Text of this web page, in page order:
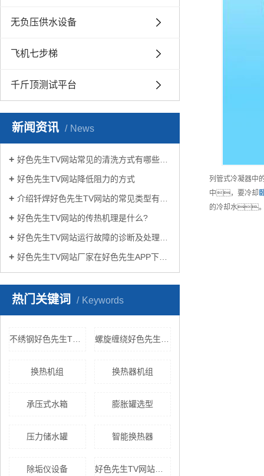
无负压供水设备
飞机七步梯
千斤顶测试平台
新闻资讯 News
好色先生TV网站常见的清洗方式有哪些？
好色先生TV网站降低阻力的方式
介绍钎焊好色先生TV网站的常见类型有哪些
好色先生TV网站的传热机理是什么?
好色先生TV网站运行故障的诊断及处理方法
好色先生TV网站厂家在好色先生APP下载苹果手机安装生活中有哪些作用？
热门关键词 Keywords
换热机组 换热器机组
承压式水箱 膨胀罐选型
压力储水罐 智能换热器
除垢仪设备 好色先生TV网站机组
列管式冷凝器中
中，要冷却
的冷却水